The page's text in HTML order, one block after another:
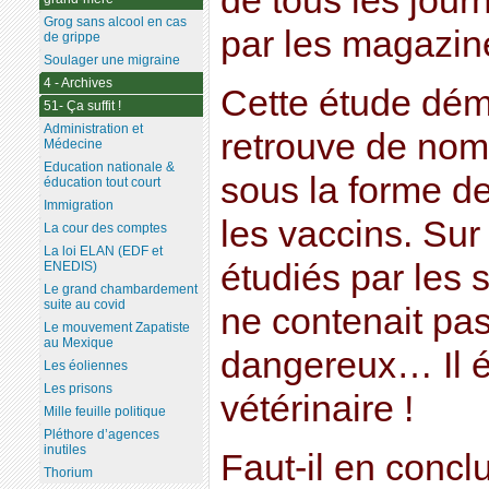
par les
Cette étude
retrouve de
sous la forme
les vaccins.
étudiés par les
ne contenait
dangereux… Il
vétérinaire !
Faut-il en
Grog sans alcool en cas
de grippe
Soulager une migraine
4 - Archives
51- Ça suffit !
Administration et
Médecine
Education nationale &
éducation tout court
Immigration
La cour des comptes
La loi ELAN (EDF et
ENEDIS)
Le grand chambardement
suite au covid
Le mouvement Zapatiste
au Mexique
Les éoliennes
Les prisons
Mille feuille politique
Pléthore d’agences
inutiles
Thorium